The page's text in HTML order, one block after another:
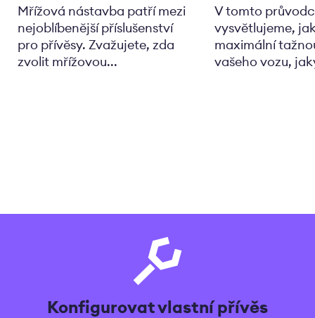
Mřížová nástavba patří mezi
nejoblíbenější příslušenství
pro přívěsy. Zvažujete, zda
zvolit mřížovou...
V tomto
vysvětlujeme,
maximální
vašeho vozu,
Konfigurovat vlastní přívěs